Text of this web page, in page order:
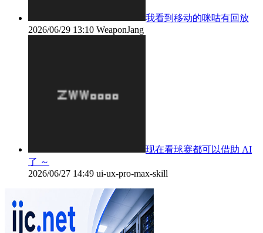
我看到移动的咪咕有回放
2026/06/29 13:10 WeaponJang
现在看球赛都可以借助 AI
了 ～
2026/06/27 14:49 ui-ux-pro-max-skill